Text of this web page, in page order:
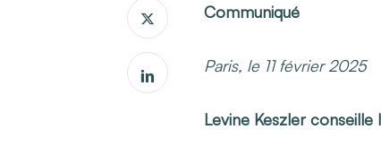
Communiqué
Paris, le 11 février 2025
Levine Keszler